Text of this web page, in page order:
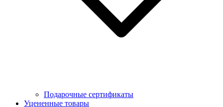
Подарочные сертификаты
Уцененные товары